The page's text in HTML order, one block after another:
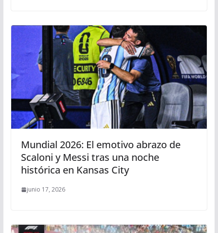
Mundial 2026: El emotivo abrazo de
Scaloni y Messi tras una noche
histórica en Kansas City
junio 17, 2026